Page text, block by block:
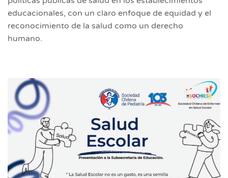
educacionales, con un claro enfoque de equidad y el
reconocimiento de la salud como un derecho
humano.